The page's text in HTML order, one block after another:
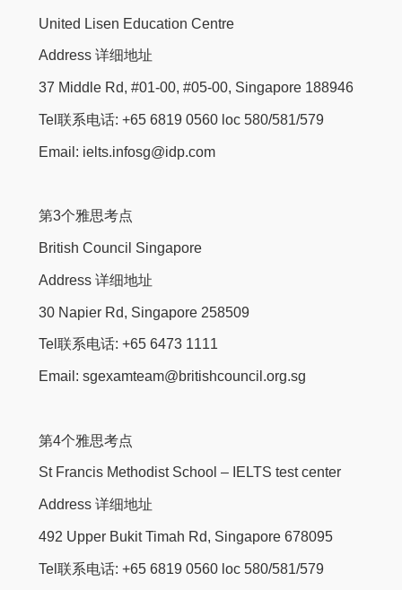
United Lisen Education Centre
Address 详细地址
37 Middle Rd, #01-00, #05-00, Singapore 188946
Tel联系电话: +65 6819 0560 loc 580/581/579
Email: ielts.infosg@idp.com
第3个雅思考点
British Council Singapore
Address 详细地址
30 Napier Rd, Singapore 258509
Tel联系电话: +65 6473 1111
Email: sgexamteam@britishcouncil.org.sg
第4个雅思考点
St Francis Methodist School – IELTS test center
Address 详细地址
492 Upper Bukit Timah Rd, Singapore 678095
Tel联系电话: +65 6819 0560 loc 580/581/579